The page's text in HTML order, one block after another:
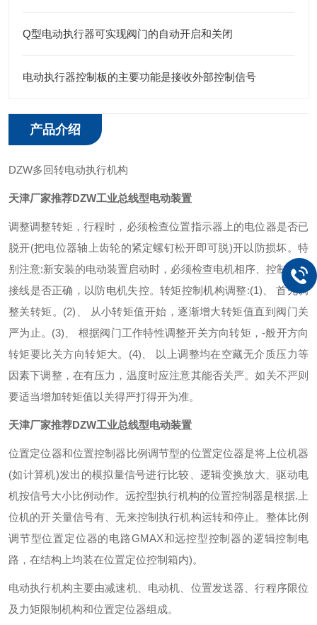
Q型电动执行器可实现阀门的自动开启和关闭
电动执行器控制板的主要功能是接收外部控制信号
产品介绍
DZW多回转电动执行机构
天津厂家推荐DZW工业总线型电动装置
调整调整转矩，行程时，必须检查位置指示器上的电位器是否已
脱开(把电位器轴上齿轮的紧定螺钉松开即可脱)开以防损坏。 特
别注意:新安装的电动装置启动时，必须检查电机相序、控制线路
接线是否正确，以防电机失控。转矩控制机构调整:(1)、 首先调
整关转矩。 (2)、 从小转矩值开始，逐渐增大转矩值直到阀门关
严为止。 (3)、 根据阀门工作特性调整开关方向转矩，-般开方向
转矩要比关方向转矩大。 (4)、 以上调整均在空藏无介质压力等
因素下调整，在有压力，温度时应注意其能否关严。如关不严则
要适当增加转矩值以关得严打得开为准。
天津厂家推荐DZW工业总线型电动装置
位置定位器和位置控制器 比例调节型的位置定位器是将上位机器
(如计算机)发出的模拟量信号进行比较、逻辑变换放大、驱动电
机按信号大小比例动作。 远控型执行机构的位置控制器是根据.上
位机的开关量信号有、无来控制执行机构运转和停止。整体比例
调节型位置定位器的电路GMAX和远控型控制器的逻辑控制电
路，在结构上均装在位置定位控制箱内)。
电动执行机构主要由减速机、电动机、位置发送器、行程序限位
及力矩限制机构和位置定位器组成。